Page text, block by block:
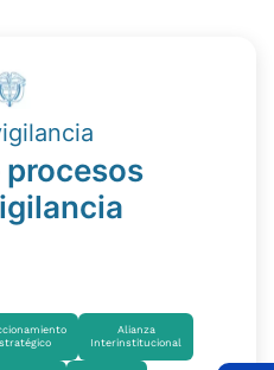
procesos
Alianza
Interinstitucional